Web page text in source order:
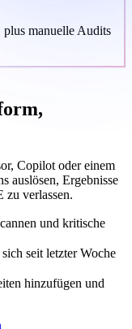
manuelle Audits
Copilot oder einem
auslösen, Ergebnisse
verlassen.
und kritische
seit letzter Woche
hinzufügen und